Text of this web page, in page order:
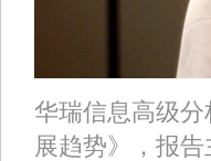
华瑞信息高级
展趋势》，报告